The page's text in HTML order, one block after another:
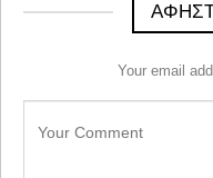
Your email